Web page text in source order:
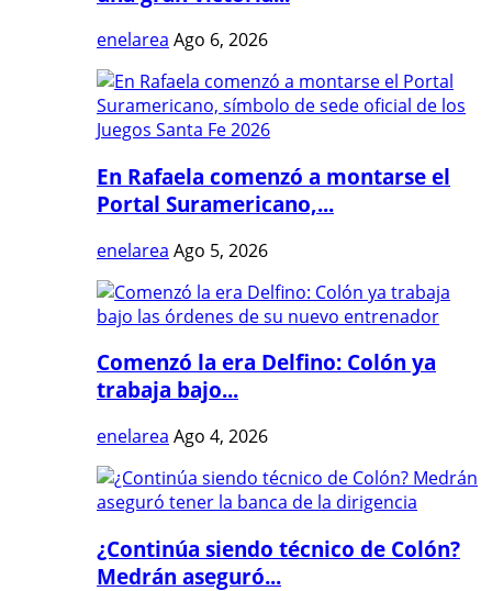
enelarea Ago 6, 2026
En Rafaela comenzó a montarse el
Portal Suramericano,...
enelarea Ago 5, 2026
Comenzó la era Delfino: Colón ya
trabaja bajo...
enelarea Ago 4, 2026
¿Continúa siendo técnico de Colón?
Medrán aseguró...